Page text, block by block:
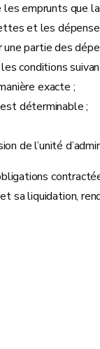
emprunts que
et les
une partie des
conditions
exacte ;
déterminable ;
de l’unité
sa liquidation,